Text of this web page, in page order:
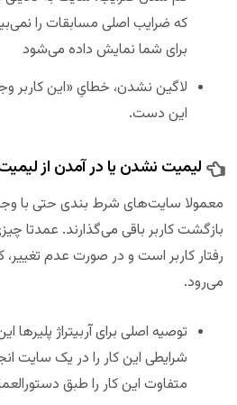
که ضرایب اصلی مسابقات را
برای شما نمایش داده می‌شود
لاگین نشدن، خطایِ «این کاربر
این دست.
لیمیت نشدن یا در آمدن از
معمولا سایت‌های شرط بندی حتی با
بازگشت کاربر باقی می‌گذارند. عمدتا
رفتار کاربر است و در صورت عدم تغییر،
می‌رود.
توصیه اصلی برای آربیتراژ
شرایطی این کار را در یک سایت
متفاوت این کار را طبق